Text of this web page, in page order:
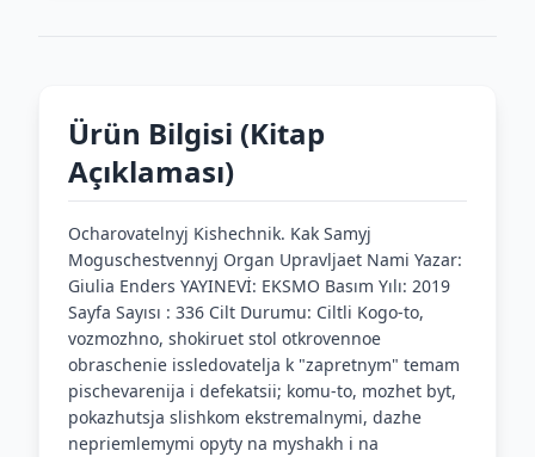
Ürün Bilgisi (Kitap
Açıklaması)
Ocharovatelnyj Kishechnik. Kak Samyj
Moguschestvennyj Organ Upravljaet Nami Yazar:
Giulia Enders YAYINEVİ: EKSMO Basım Yılı: 2019
Sayfa Sayısı : 336 Cilt Durumu: Ciltli Kogo-to,
vozmozhno, shokiruet stol otkrovennoe
obraschenie issledovatelja k "zapretnym" temam
pischevarenija i defekatsii; komu-to, mozhet byt,
pokazhutsja slishkom ekstremalnymi, dazhe
nepriemlemymi opyty na myshakh i na